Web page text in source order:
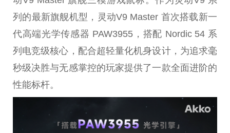
列的最新旗舰机型，灵动V9 Master 首次搭载新一
代高端光学传感器 PAW3955，搭配 Nordic 54 系
列电竞级核心，配合超轻量化机身设计，为追求毫
秒级决胜与无感掌控的玩家提供了一款全面进阶的
性能标杆。